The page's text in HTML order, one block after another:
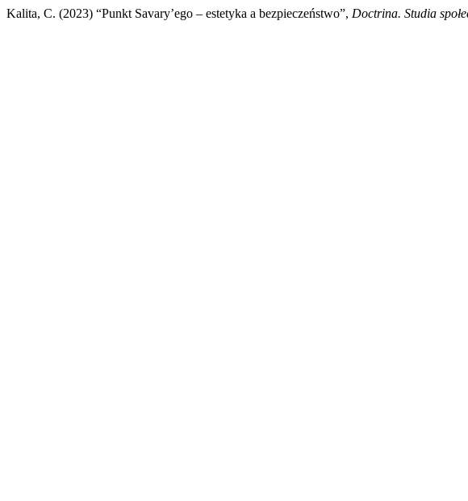
Kalita, C. (2023) “Punkt Savary’ego – estetyka a bezpieczeństwo”, Doctrina. Studia